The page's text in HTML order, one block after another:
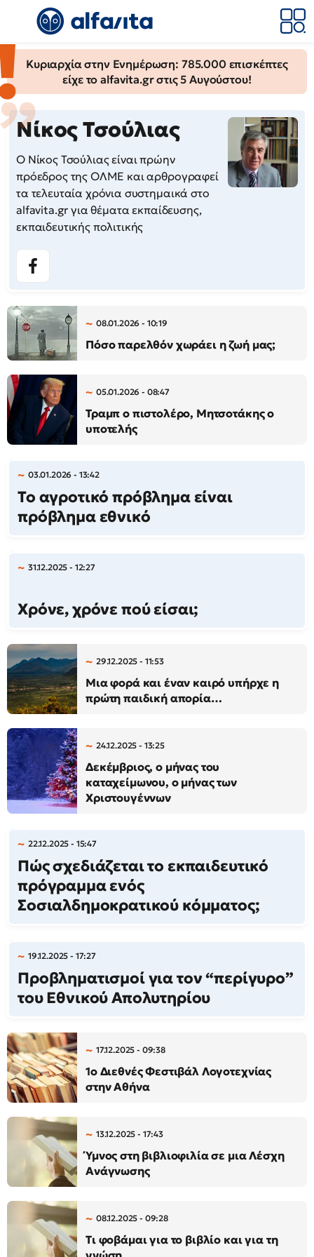
Κυριαρχία στην Ενημέρωση: 785.000 επισκέπτες
είχε το alfavita.gr στις 5 Αυγούστου!
Νίκος Τσούλιας
Ο Νίκος Τσούλιας είναι πρώην
πρόεδρος της ΟΛΜΕ και αρθρογραφεί
τα τελευταία χρόνια συστημαικά στο
alfavita.gr για θέματα εκπαίδευσης,
εκπαιδευτικής πολιτικής
08.01.2026 - 10:19
Πόσο παρελθόν χωράει η ζωή μας;
05.01.2026 - 08:47
Τραμπ ο πιστολέρο, Μητσοτάκης ο
υποτελής
03.01.2026 - 13:42
Το αγροτικό πρόβλημα είναι
πρόβλημα εθνικό
31.12.2025 - 12:27
Χρόνε, χρόνε πού είσαι;
29.12.2025 - 11:53
Μια φορά και έναν καιρό υπήρχε η
πρώτη παιδική απορία…
24.12.2025 - 13:25
Δεκέμβριος, ο μήνας του
καταχείμωνου, ο μήνας των
Χριστουγέννων
22.12.2025 - 15:47
Πώς σχεδιάζεται το εκπαιδευτικό
πρόγραμμα ενός
Σοσιαλδημοκρατικού κόμματος;
19.12.2025 - 17:27
Προβληματισμοί για τον “περίγυρο”
του Εθνικού Απολυτηρίου
17.12.2025 - 09:38
1ο Διεθνές Φεστιβάλ Λογοτεχνίας
στην Αθήνα
13.12.2025 - 17:43
Ύμνος στη βιβλιοφιλία σε μια Λέσχη
Ανάγνωσης
08.12.2025 - 09:28
Τι φοβάμαι για το βιβλίο και για τη